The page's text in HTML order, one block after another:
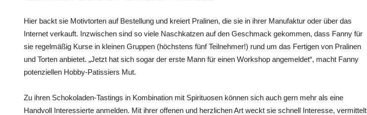
Hier backt sie Motivtorten auf Bestellung und kreiert Pralinen, die sie in ihrer Manufaktur oder über das
Internet verkauft. Inzwischen sind so viele Naschkatzen auf den Geschmack gekommen, dass Fanny für
sie regelmäßig Kurse in kleinen Gruppen (höchstens fünf Teilnehmer!) rund um das Fertigen von Pralinen
und Torten anbietet. „Jetzt hat sich sogar der erste Mann für einen Workshop angemeldet“, macht Fanny
potenziellen Hobby-Patissiers Mut.
Zu ihren Schokoladen-Tastings in Kombination mit Spirituosen können sich auch gern mehr als eine
Handvoll Interessierte anmelden. Mit ihrer offenen und herzlichen Art weckt sie schnell Interesse, vermittelt